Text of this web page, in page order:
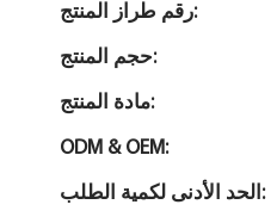
رقم طراز المنتج:
حجم المنتج:
مادة المنتج:
ODM & OEM:
الحد الأدنى لكمية الطلب: